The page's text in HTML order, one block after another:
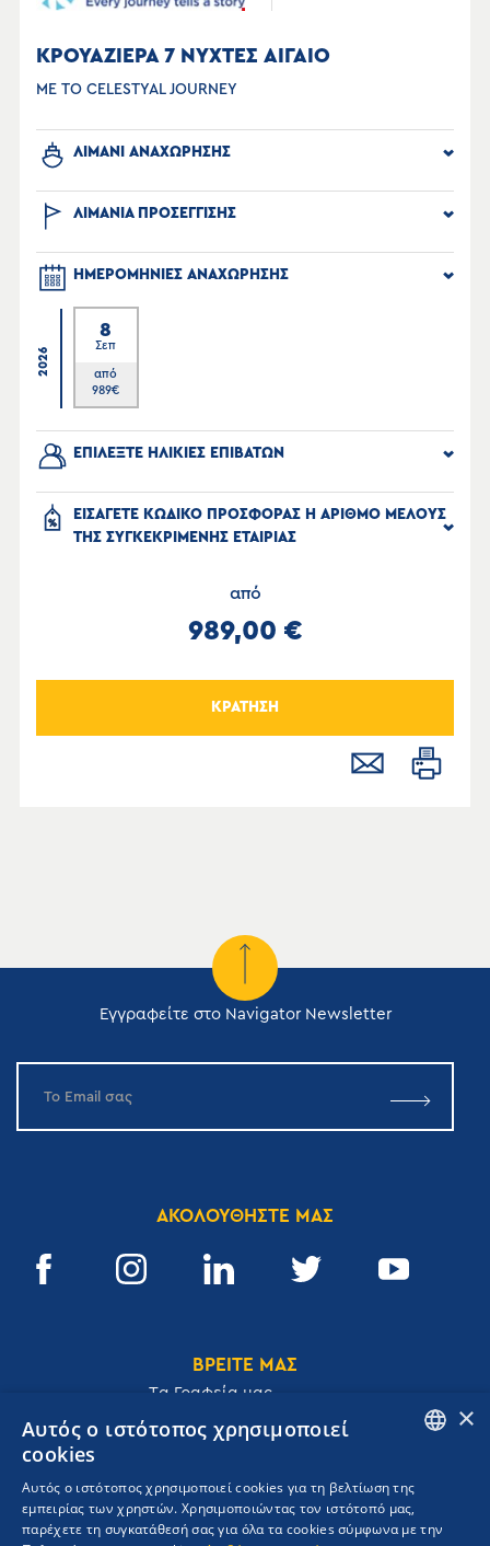
ΚΡΟΥΑΖΙΕΡΑ 7 ΝΥΧΤΕΣ ΑΙΓΑΙΟ
ΜΕ ΤΟ CELESTYAL JOURNEY
ΛΙΜΑΝΙ ΑΝΑΧΩΡΗΣΗΣ
ΛΙΜΑΝΙΑ ΠΡΟΣΕΓΓΙΣΗΣ
ΗΜΕΡΟΜΗΝΙΕΣ ΑΝΑΧΩΡΗΣΗΣ
2026
8
Σεπ
από
989€
ΕΠΙΛΕΞΤΕ ΗΛΙΚΙΕΣ ΕΠΙΒΑΤΩΝ
ΕΙΣΑΓΕΤΕ ΚΩΔΙΚΟ ΠΡΟΣΦΟΡΑΣ Η ΑΡΙΘΜΟ ΜΕΛΟΥΣ
ΤΗΣ ΣΥΓΚΕΚΡΙΜΕΝΗΣ ΕΤΑΙΡΙΑΣ
από
989,00 €
ΚΡΑΤΗΣΗ
Εγγραφείτε στο Navigator Newsletter
ΑΚΟΛΟΥΘΗΣΤΕ ΜΑΣ
ΒΡΕΙΤΕ ΜΑΣ
Tα Γραφεία μας
Ακαδημίας 32, 106 72, Αθήνα, Ελλάδα
T. +30 210 3609801
GREEK
×
Αυτός ο ιστότοπος χρησιμοποιεί
cookies
Αυτός ο ιστότοπος χρησιμοποιεί cookies για τη βελτίωση της
εμπειρίας των χρηστών. Χρησιμοποιώντας τον ιστότοπό μας,
παρέχετε τη συγκατάθεσή σας για όλα τα cookies σύμφωνα με την